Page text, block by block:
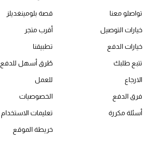
مجوهرات عصرية للنساء
إكسسوارات للرجال
مجوهرات فاخرة للأطفال
ساعات
تواصلو معنا
خيارات التوصيل
خيارات الدفع
تتبع طلبك
الارجاع
فرق الدفع
أسئلة مكررة
قصة بلومينغديلز
أقرب متجر
تطبيقنا
طُرق أسهل للدفع
للعمل
الخصوصيات
تعليمات الاستخدام
خريطة الموقع